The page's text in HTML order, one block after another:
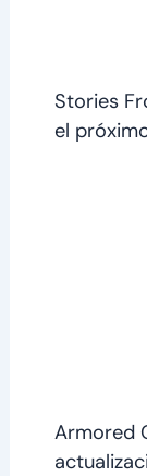
Stories
el
Armored